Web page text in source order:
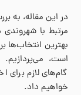
در این مقاله، به
مرتبط با شهروندی
بهترین انتخاب‌ها
است،
گام‌های لازم
خواهیم داد.